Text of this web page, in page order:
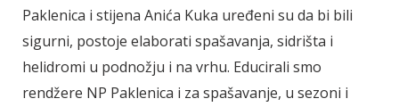
Paklenica i stijena Anića Kuka uređeni su da bi bili
sigurni, postoje elaborati spašavanja, sidrišta i
helidromi u podnožju i na vrhu. Educirali smo
rendžere NP Paklenica i za spašavanje, u sezoni i